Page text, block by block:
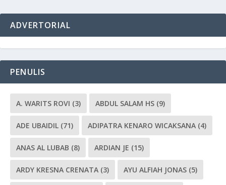
ADVERTORIAL
PENULIS
A. WARITS ROVI (3) ABDUL SALAM HS (9)
ADE UBAIDIL (71) ADIPATRA KENARO WICAKSANA (4)
ANAS AL LUBAB (8) ARDIAN JE (15)
ARDY KRESNA CRENATA (3) AYU ALFIAH JONAS (5)